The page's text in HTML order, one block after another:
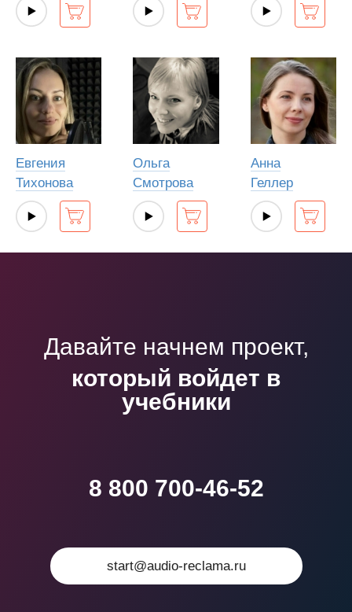
Евгения
Тихонова
Ольга
Смотрова
Анна
Геллер
Давайте начнем проект,
который войдет в
учебники
8 800 700-46-52
start@audio-reclama.ru